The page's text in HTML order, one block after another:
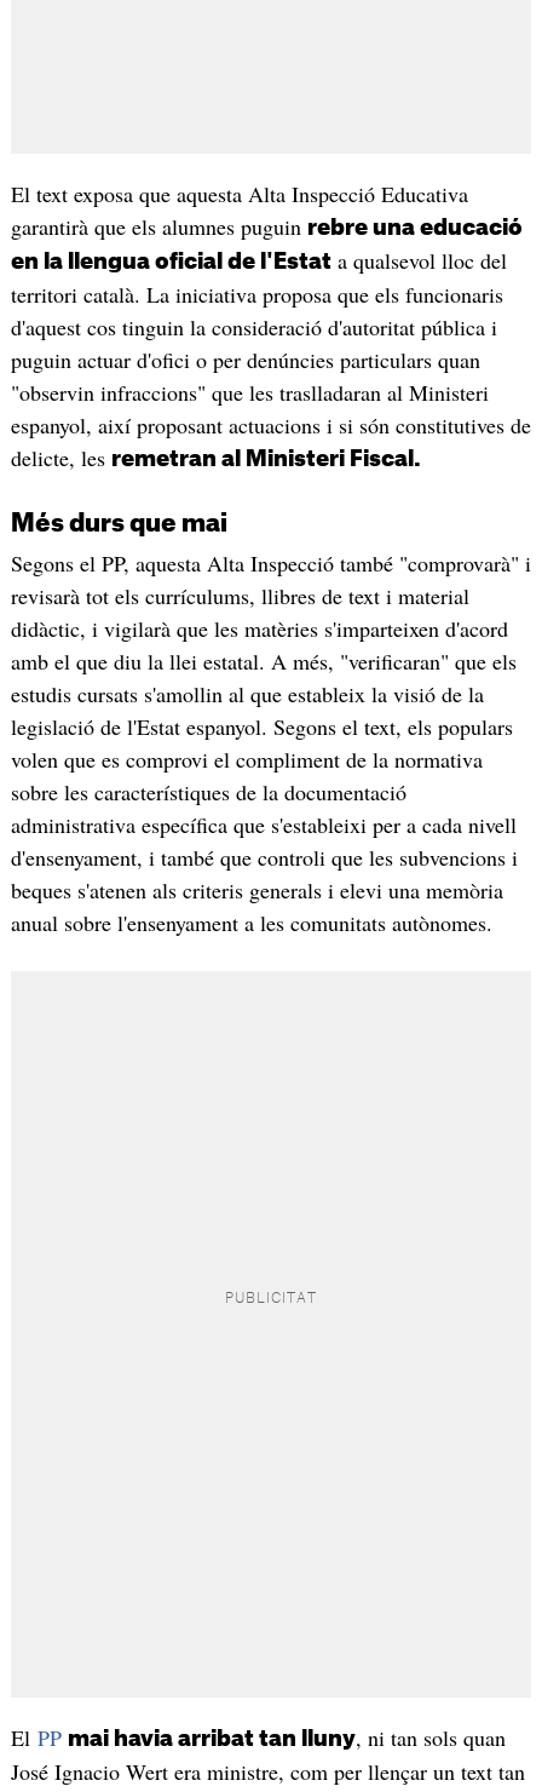
El text exposa que aquesta Alta Inspecció Educativa
garantirà que els alumnes puguin rebre una educació
en la llengua oficial de l'Estata qualsevol lloc del
territori català. La iniciativa proposa que els funcionaris
d'aquest cos tinguin la consideració d'autoritat pública i
puguin actuar d'ofici o per denúncies particulars quan
"observin infraccions" que les traslladaran al Ministeri
espanyol, així proposant actuacions i si són constitutives de
delicte, les remetran al Ministeri Fiscal.
Més durs que mai
Segons el PP, aquesta Alta Inspecció també "comprovarà" i
revisarà tot els currículums, llibres de text i material
didàctic, i vigilarà que les matèries s'imparteixen d'acord
amb el que diu la llei estatal. A més, "verificaran" que els
estudis cursats s'amollin al que estableix la visió de la
legislació de l'Estat espanyol. Segons el text, els populars
volen que es comprovi el compliment de la normativa
sobre les característiques de la documentació
administrativa específica que s'estableixi per a cada nivell
d'ensenyament, i també que controli que les subvencions i
beques s'atenen als criteris generals i elevi una memòria
anual sobre l'ensenyament a les comunitats autònomes.
El PP mai havia arribat tan lluny, ni tan sols quan
José Ignacio Wert era ministre, com per llençar un text tan